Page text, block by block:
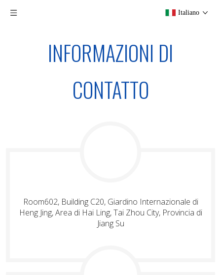
Italiano
INFORMAZIONI DI
CONTATTO
Room602, Building C20, Giardino Internazionale di
Heng Jing, Area di Hai Ling, Tai Zhou City, Provincia di
Jiang Su